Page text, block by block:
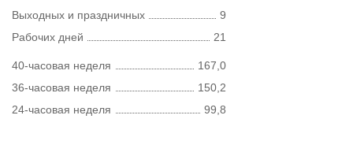
Выходных и праздничных
9
Рабочих дней
21
40-часовая неделя
167,0
36-часовая неделя
150,2
24-часовая неделя
99,8